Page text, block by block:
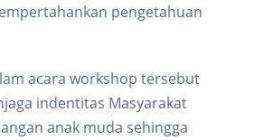
pengetahuan
acara workshop tersebut
indentitas Masyarakat
anak muda sehingga